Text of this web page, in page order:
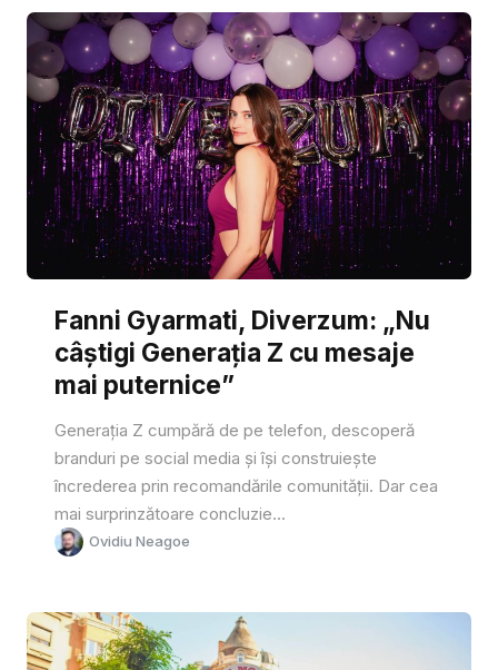
Fanni Gyarmati, Diverzum: „Nu
câștigi Generația Z cu mesaje
mai puternice”
Generația Z cumpără de pe telefon, descoperă
branduri pe social media și își construiește
încrederea prin recomandările comunității. Dar cea
mai surprinzătoare concluzie...
Ovidiu Neagoe